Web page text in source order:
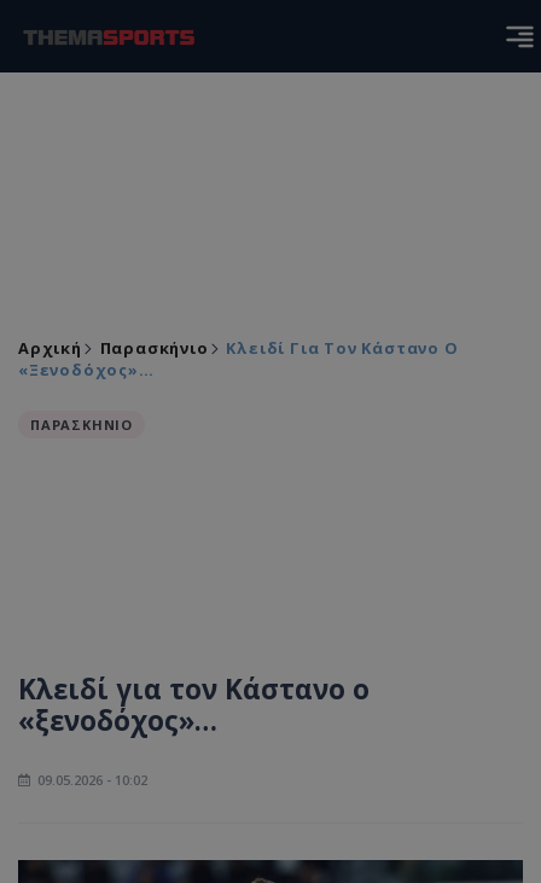
Αρχική Παρασκήνιο
Κλειδί Για Τον Κάστανο Ο
«ξενοδόχος»…
ΠΑΡΑΣΚΗΝΙΟ
Κλειδί για τον Κάστανο ο
«ξενοδόχος»…
09.05.2026 - 10:02